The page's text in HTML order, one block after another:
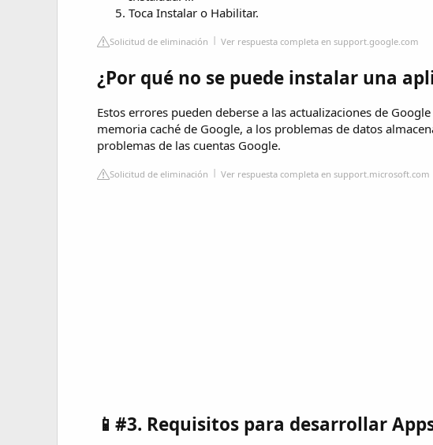
Toca Instalar o Habilitar.
Solicitud de eliminación Ver respuesta completa en support.google.com
¿Por qué no se puede instalar una
Estos errores pueden deberse a las actualizaciones de
memoria caché de Google, a los problemas de datos
problemas de las cuentas Google.
Solicitud de eliminación Ver respuesta completa en support.microsoft.com
📱#3. Requisitos para desarrollar